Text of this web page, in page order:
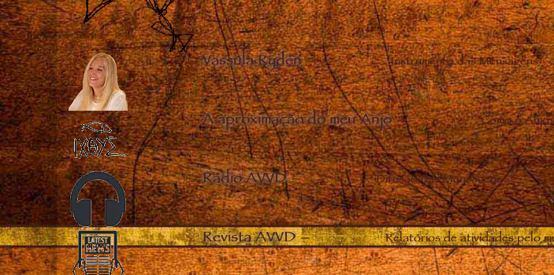
Vassula Rydén– Instrumento das Mensagens
A aproximação do meu Anjo– Como o Anjo
Rádio AVVD– Difusão das Mensagens
Revista AVVD– Relatórios de atividades pelo